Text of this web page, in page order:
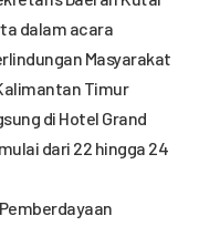
dalam acara
Masyarakat
Timur
di Hotel Grand
dari 22 hingga 24